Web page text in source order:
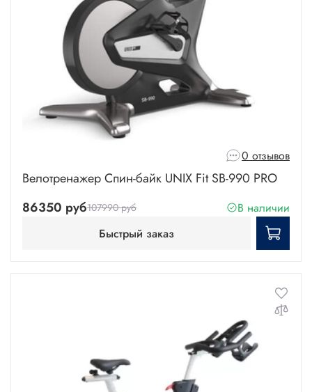
0 отзывов
Велотренажер Спин-байк UNIX Fit SB-990 PRO
86350 руб107990 руб
В наличии
Быстрый заказ